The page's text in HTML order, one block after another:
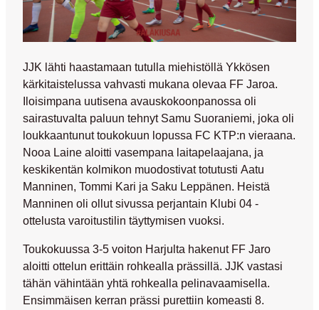
JJK lähti haastamaan tutulla miehistöllä Ykkösen
kärkitaistelussa vahvasti mukana olevaa FF Jaroa.
Iloisimpana uutisena avauskokoonpanossa oli
sairastuvalta paluun tehnyt Samu Suoraniemi, joka oli
loukkaantunut toukokuun lopussa FC KTP:n vieraana.
Nooa Laine aloitti vasempana laitapelaajana, ja
keskikentän kolmikon muodostivat totutusti Aatu
Manninen, Tommi Kari ja Saku Leppänen. Heistä
Manninen oli ollut sivussa perjantain Klubi 04 -
ottelusta varoitustilin täyttymisen vuoksi.
Toukokuussa 3-5 voiton Harjulta hakenut FF Jaro
aloitti ottelun erittäin rohkealla prässillä. JJK vastasi
tähän vähintään yhtä rohkealla pelinavaamisella.
Ensimmäisen kerran prässi purettiin komeasti 8.